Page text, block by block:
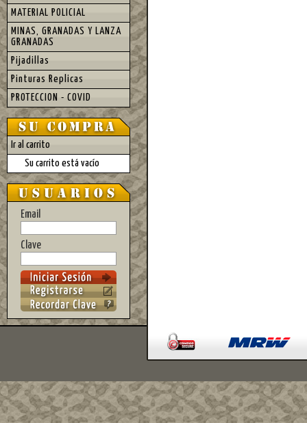
MATERIAL POLICIAL
MINAS, GRANADAS Y LANZA
GRANADAS
Pijadillas
Pinturas Replicas
PROTECCION - COVID
Ir al carrito
Su carrito está vacío
Email
Clave